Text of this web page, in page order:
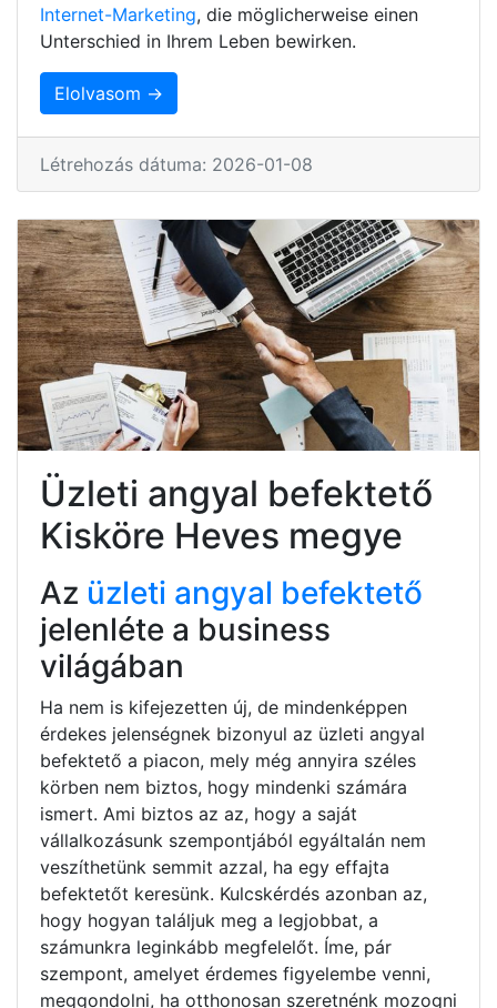
Internet-Marketing, die möglicherweise einen
Unterschied in Ihrem Leben bewirken.
Elolvasom →
Létrehozás dátuma: 2026-01-08
Üzleti angyal befektető
Kisköre Heves megye
Az üzleti angyal befektető
jelenléte a business
világában
Ha nem is kifejezetten új, de mindenképpen
érdekes jelenségnek bizonyul az üzleti angyal
befektető a piacon, mely még annyira széles
körben nem biztos, hogy mindenki számára
ismert. Ami biztos az az, hogy a saját
vállalkozásunk szempontjából egyáltalán nem
veszíthetünk semmit azzal, ha egy effajta
befektetőt keresünk. Kulcskérdés azonban az,
hogy hogyan találjuk meg a legjobbat, a
számunkra leginkább megfelelőt. Íme, pár
szempont, amelyet érdemes figyelembe venni,
meggondolni, ha otthonosan szeretnénk mozogni